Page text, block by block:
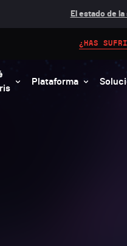
El estado de
Plataforma
¿HAS